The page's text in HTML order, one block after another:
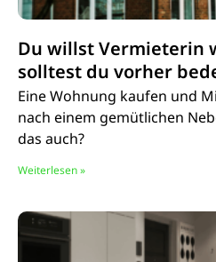
Du willst Vermieterin
solltest du vorher
Eine Wohnung kaufen und
nach einem gemütlichen
das auch?
Weiterlesen »